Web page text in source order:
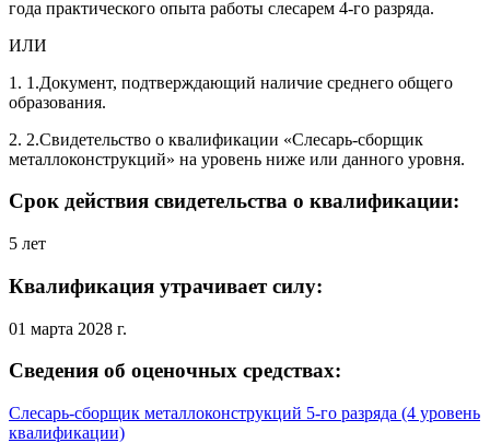
года практического опыта работы слесарем 4-го разряда.
ИЛИ
1. 1.Документ, подтверждающий наличие среднего общего
образования.
2. 2.Свидетельство о квалификации «Слесарь-сборщик
металлоконструкций» на уровень ниже или данного уровня.
Срок действия свидетельства о квалификации:
5 лет
Квалификация утрачивает силу:
01 марта 2028 г.
Сведения об оценочных средствах:
Слесарь-сборщик металлоконструкций 5-го разряда (4 уровень
квалификации)